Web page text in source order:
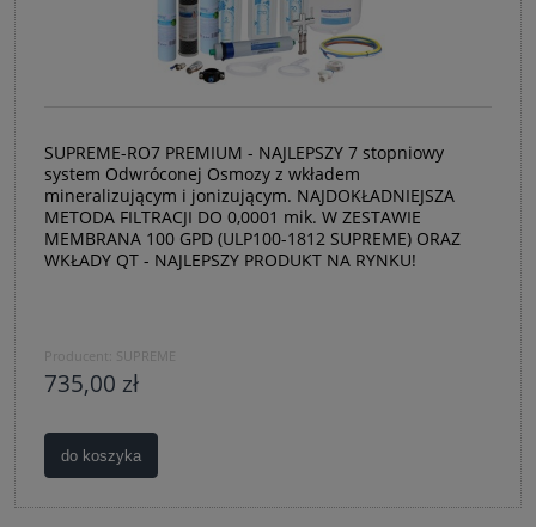
SUPREME-RO7 PREMIUM - NAJLEPSZY 7 stopniowy
system Odwróconej Osmozy z wkładem
mineralizującym i jonizującym. NAJDOKŁADNIEJSZA
METODA FILTRACJI DO 0,0001 mik. W ZESTAWIE
MEMBRANA 100 GPD (ULP100-1812 SUPREME) ORAZ
WKŁADY QT - NAJLEPSZY PRODUKT NA RYNKU!
Producent: SUPREME
735,00 zł
do koszyka